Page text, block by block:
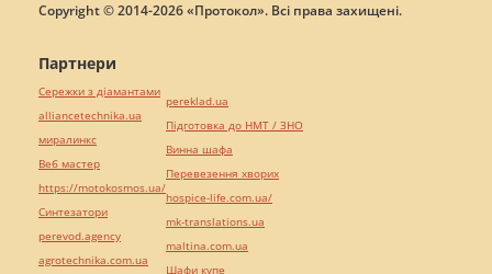
Copyright © 2014-2026 «Протокол». Всі права захищені.
Партнери
Сережки з діамантами
alliancetechnika.ua
миралинкс
Веб мастер
https://motokosmos.ua/
Синтезатори
perevod.agency
agrotechnika.com.ua
pereklad.ua
Підготовка до НМТ / ЗНО
Винна шафа
Перевезення хворих
hospice-life.com.ua/
mk-translations.ua
maltina.com.ua
Шафи купе